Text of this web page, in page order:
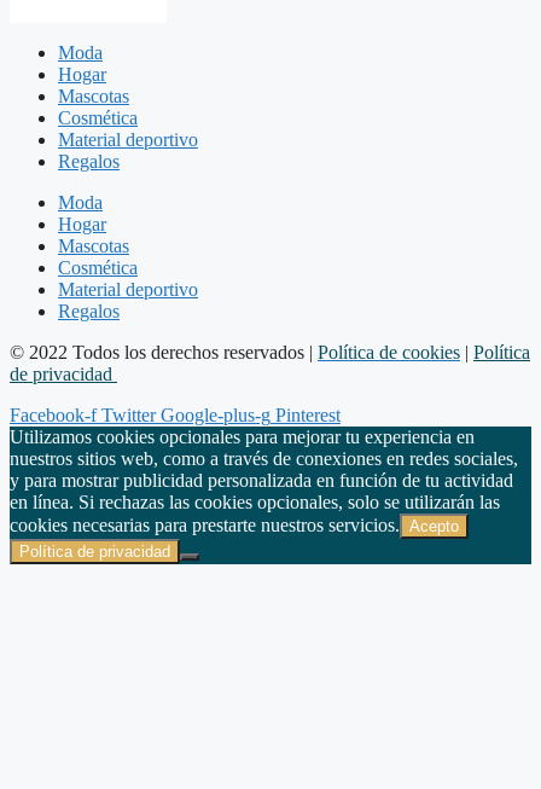
Moda
Hogar
Mascotas
Cosmética
Material deportivo
Regalos
Moda
Hogar
Mascotas
Cosmética
Material deportivo
Regalos
© 2022 Todos los derechos reservados | Política de cookies | Política
de privacidad
Facebook-f Twitter Google-plus-g Pinterest
Utilizamos cookies opcionales para mejorar tu experiencia en
nuestros sitios web, como a través de conexiones en redes sociales,
y para mostrar publicidad personalizada en función de tu actividad
en línea. Si rechazas las cookies opcionales, solo se utilizarán las
cookies necesarias para prestarte nuestros servicios. Acepto
Política de privacidad